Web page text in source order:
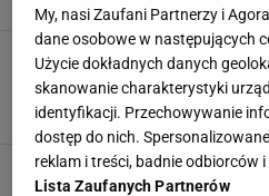
Kofeina
Witaminy
Witamina A
Ciasteczka imbirowe
5,0
Ciasteczka makowe
My, nasi Zaufani Partnerzy i
dane osobowe w następujących
Użycie dokładnych danych
skanowanie charakterystyki
identyfikacji. Przechowywanie
dostęp do nich.
reklam i treści, badnie odbiorców i
Lista Zaufanych Partnerów